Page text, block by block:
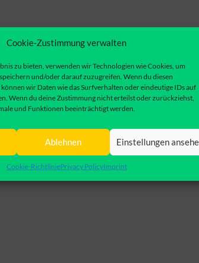
Cookie-Zustimmung verwalten
zu bieten, verwenden wir Technologien wie Cookies, um
und/oder darauf zuzugreifen. Wenn du diesen
wir Daten wie das Surfverhalten oder eindeutige IDs auf
Wenn du deine Zustimmung nicht erteilst oder zurückziehst,
und Funktionen beeinträchtigt werden.
Ablehnen Einstellungen
Cookie-RichtliniePrivacy PolicyImprint